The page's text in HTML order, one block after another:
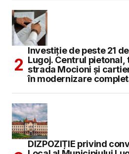
Investiție de peste 21
Lugoj. Centrul pietonal,
strada Mocioni și
în modernizare
DIZPOZIȚIE privind